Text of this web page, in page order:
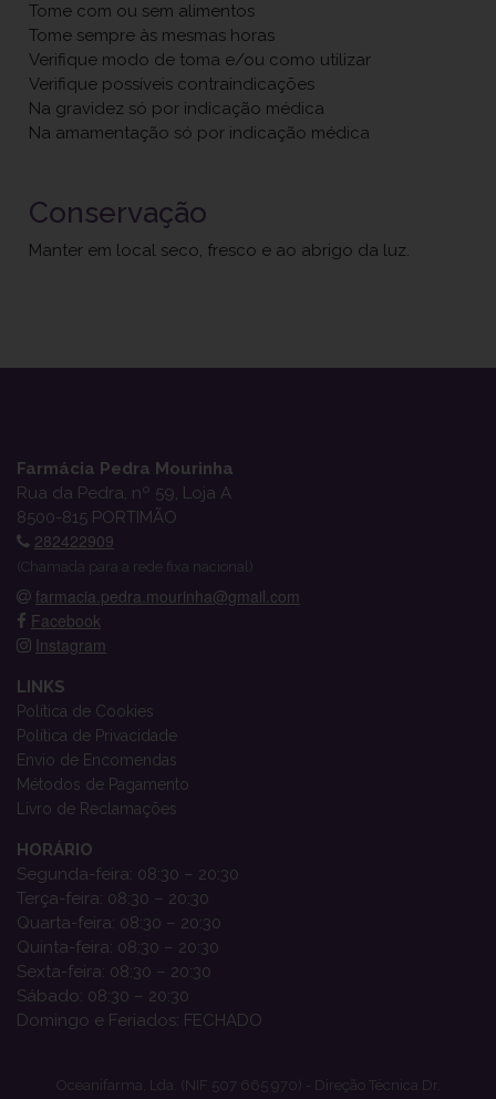
Tome com ou sem alimentos
Tome sempre às mesmas horas
Verifique modo de toma e/ou como utilizar
Verifique possíveis contraindicações
Na gravidez só por indicação médica
Na amamentação só por indicação médica
Conservação
Manter em local seco, fresco e ao abrigo da luz.
Farmácia Pedra Mourinha
Rua da Pedra, nº 59, Loja A
8500-815 PORTIMÃO
282422909
(Chamada para a rede fixa nacional)
farmacia.pedra.mourinha@gmail.com
Facebook
Instagram
LINKS
Política de Cookies
Política de Privacidade
Envio de Encomendas
Métodos de Pagamento
Livro de Reclamações
HORÁRIO
Segunda-feira: 08:30 – 20:30
Terça-feira: 08:30 – 20:30
Quarta-feira: 08:30 – 20:30
Quinta-feira: 08:30 – 20:30
Sexta-feira: 08:30 – 20:30
Sábado: 08:30 – 20:30
Domingo e Feriados: FECHADO
Oceanifarma, Lda. (NIF 507 665 970) - Direção Técnica Dr.